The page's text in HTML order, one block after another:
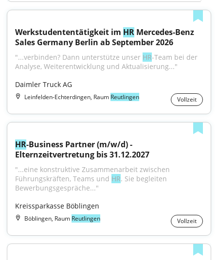
Werkstudententätigkeit im HR Mercedes-Benz
Sales Germany Berlin ab September 2026
"...verbinden? Dann unterstütze unser HR-Team bei der
Analyse, Weiterentwicklung und Aktualisierung..."
Daimler Truck AG
Leinfelden-Echterdingen, Raum Reutlingen Vollzeit
HR-Business Partner (m/w/d) -
Elternzeitvertretung bis 31.12.2027
"...eine konstruktive Zusammenarbeit zwischen
Führungskräften, Teams und HR. Sie begleiten
Bewerbungsgespräche..."
Kreissparkasse Böblingen
Böblingen, Raum Reutlingen Vollzeit